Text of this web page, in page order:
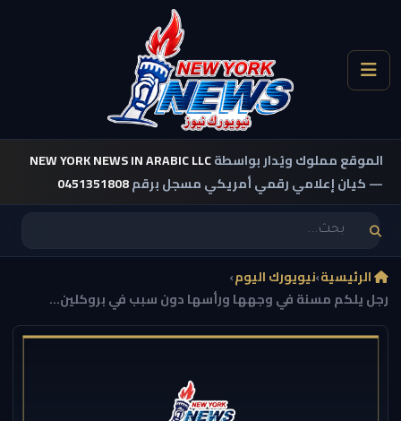
الموقع مملوك ويُدار بواسطةNEW YORK NEWS IN ARABIC LLC
— كيان إعلامي رقمي أمريكي مسجل برقم0451351808
الرئيسية›نيويورك اليوم›
رجل يلكم مسنة في وجهها ورأسها دون سبب في بروكلين...